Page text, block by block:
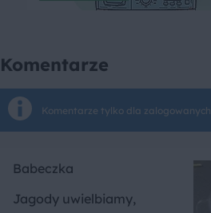
Komentarze
Komentarze tylko dla zalogowanych
Babeczka
Jagody uwielbiamy,